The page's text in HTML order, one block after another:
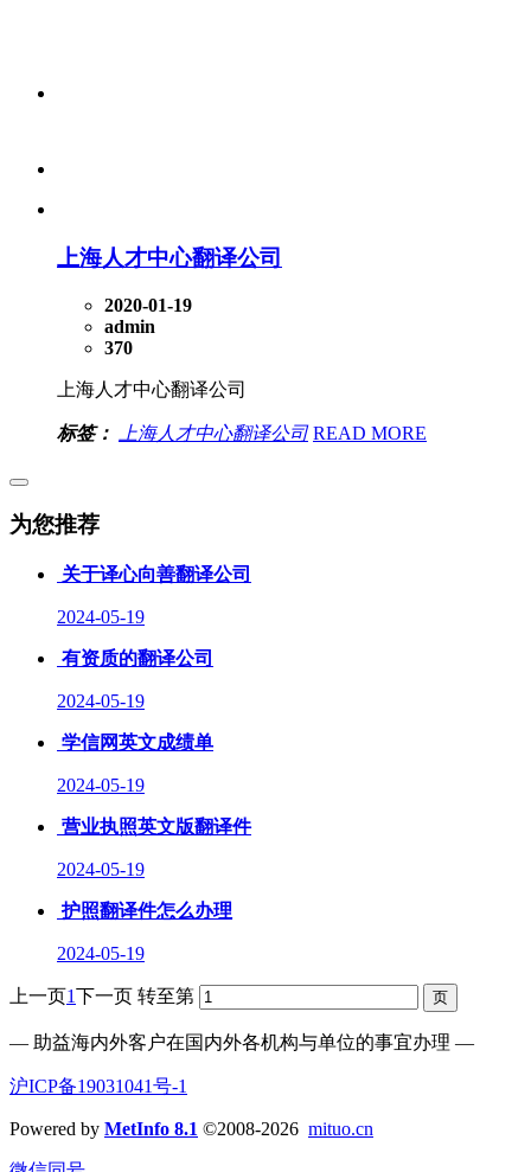
上海人才中心翻译公司
2020-01-19
admin
370
上海人才中心翻译公司
标签： 上海人才中心翻译公司 READ MORE
为您推荐
关于译心向善翻译公司
2024-05-19
有资质的翻译公司
2024-05-19
学信网英文成绩单
2024-05-19
营业执照英文版翻译件
2024-05-19
护照翻译件怎么办理
2024-05-19
上一页1下一页 转至第
— 助益海内外客户在国内外各机构与单位的事宜办理 —
沪ICP备19031041号-1
Powered by MetInfo 8.1 ©2008-2026 mituo.cn